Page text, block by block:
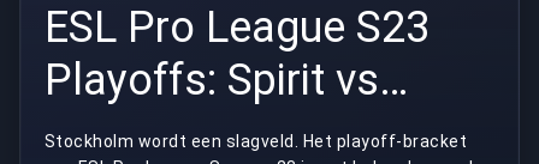
ESL Pro League S23
Playoffs: Spirit vs
Astralis wordt een
Stockholm wordt een slagveld. Het playoff-bracket